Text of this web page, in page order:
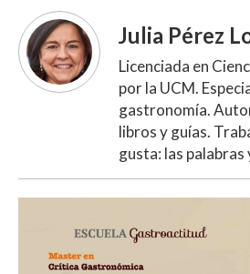
Julia Pérez
Licenciada en
por la UCM.
gastronomía.
libros y guías.
gusta: las